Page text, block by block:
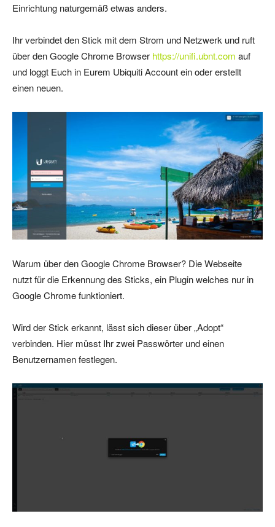
Einrichtung naturgemäß etwas anders.
Ihr verbindet den Stick mit dem Strom und Netzwerk und ruft
über den Google Chrome Browser https://unifi.ubnt.com auf
und loggt Euch in Eurem Ubiquiti Account ein oder erstellt
einen neuen.
Warum über den Google Chrome Browser? Die Webseite
nutzt für die Erkennung des Sticks, ein Plugin welches nur in
Google Chrome funktioniert.
Wird der Stick erkannt, lässt sich dieser über „Adopt“
verbinden. Hier müsst Ihr zwei Passwörter und einen
Benutzernamen festlegen.